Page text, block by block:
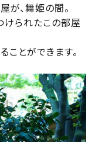
が、舞姫の間。
けられたこの部屋
とができます。